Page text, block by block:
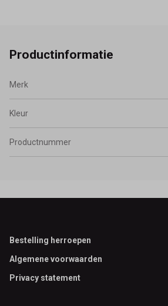
Productinformatie
Merk
Kleur
Productnummer
Footer
Bestelling herroepen
Algemene voorwaarden
Privacy statement